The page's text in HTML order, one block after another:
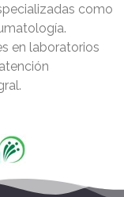
como
en laboratorios